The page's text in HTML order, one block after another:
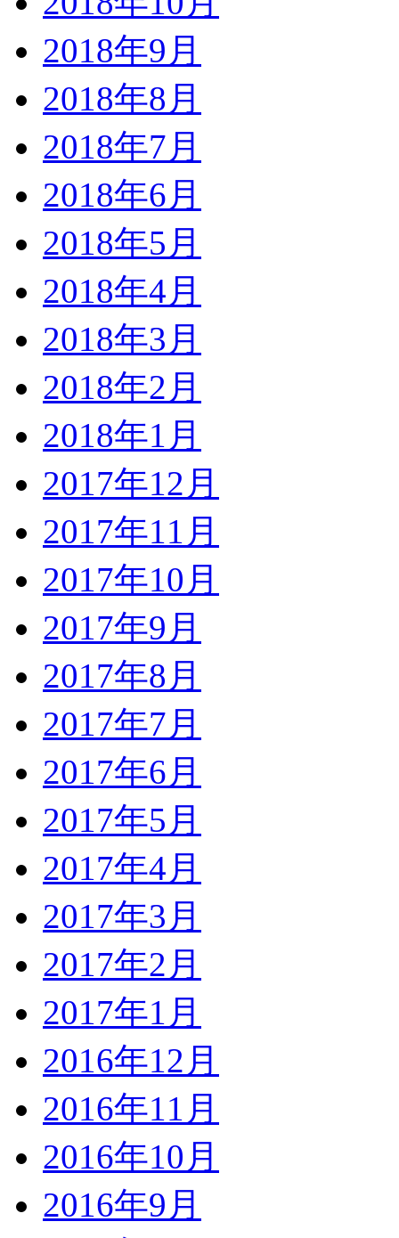
2018年9月
2018年8月
2018年7月
2018年6月
2018年5月
2018年4月
2018年3月
2018年2月
2018年1月
2017年12月
2017年11月
2017年10月
2017年9月
2017年8月
2017年7月
2017年6月
2017年5月
2017年4月
2017年3月
2017年2月
2017年1月
2016年12月
2016年11月
2016年10月
2016年9月